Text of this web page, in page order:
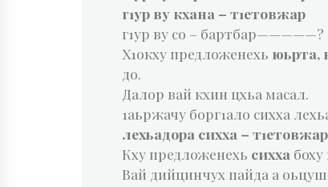
г1ур ву кхана – т1етовжар
г1ур ву со – бартбар—————?
Х1окху предложенехь юьрта,
до.
Далор вай кхин цхьа масал.
1аьржачу борг1ало сихха
лехьадора сихха – т1етовжар
Кху предложенехь сихха
Вай дийцинчух пайда а